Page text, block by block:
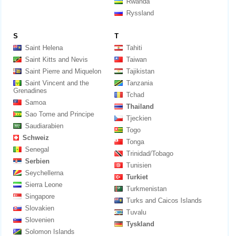
Ryssland
S
Saint Helena
Saint Kitts and Nevis
Saint Pierre and Miquelon
Saint Vincent and the
Grenadines
Samoa
Sao Tome and Principe
Saudiarabien
Schweiz
Senegal
Serbien
Seychellerna
Sierra Leone
Singapore
Slovakien
Slovenien
Solomon Islands
T
Tahiti
Taiwan
Tajikistan
Tanzania
Tchad
Thailand
Tjeckien
Togo
Tonga
Trinidad/Tobago
Tunisien
Turkiet
Turkmenistan
Turks and Caicos Islands
Tuvalu
Tyskland